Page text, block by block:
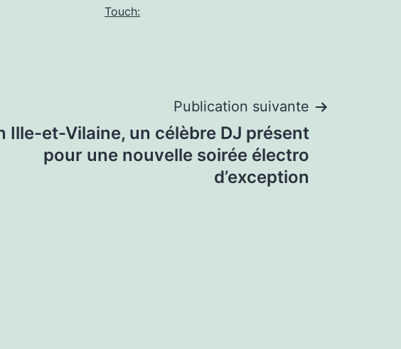
Touch:
Publication suivante
Ille-et-Vilaine, un célèbre DJ présent
pour une nouvelle soirée électro
d’exception